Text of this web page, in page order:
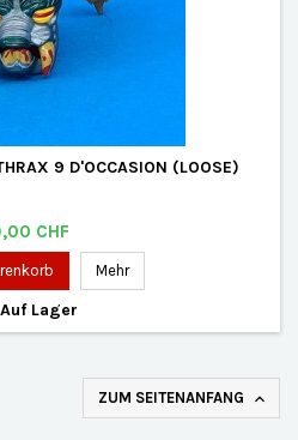
9 D'OCCASION (LOOSE)
CHF
Mehr
Auf Lager
ZUM SEITENANFANG 